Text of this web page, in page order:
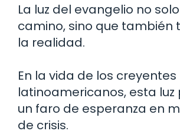
La luz del evangelio no
camino, sino que también
la realidad.
En la vida de los creyentes
latinoamericanos, esta luz
un faro de esperanza en
de crisis.